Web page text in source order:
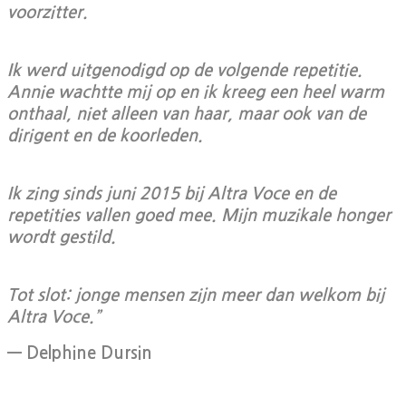
voorzitter.
Ik werd uitgenodigd op de volgende repetitie.
Annie wachtte mij op en ik kreeg een heel warm
onthaal, niet alleen van haar, maar ook van de
dirigent en de koorleden.
Ik zing sinds juni 2015 bij Altra Voce en de
repetities vallen goed mee. Mijn muzikale honger
wordt gestild.
Tot slot: jonge mensen zijn meer dan welkom bij
Altra Voce.”
— Delphine Dursin